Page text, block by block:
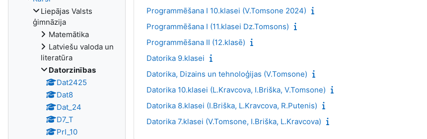
Programmēšana I 10.klasei (V.Tomsone 2024)
Programmēšana I (11.klasei Dz.Tomsons)
Programmēšana II (12.klasē)
Datorika 9.klasei
Datorika, Dizains un tehnoloģijas (V.Tomsone)
Datorika 10.klasei (L.Kravcova, I.Briška, V.Tomsone)
Datorika 8.klasei (I.Briška, L.Kravcova, R.Putenis)
Datorika 7.klasei (V.Tomsone, I.Briška, L.Kravcova)
Liepājas Valsts
ģimnāzija
Matemātika
Latviešu valoda un
literatūra
Datorzinības
Dat2425
Dat8
Dat_24
D7_T
PrI_10